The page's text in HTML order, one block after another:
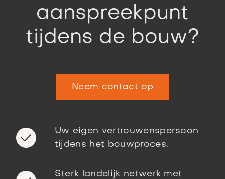
aanspreekpunt
tijdens de bouw?
Neem contact op
Uw eigen vertrouwenspersoon
tijdens het bouwproces.
Sterk landelijk netwerk met